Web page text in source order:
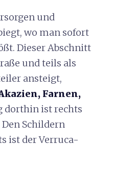
und
wo man sofort
Dieser Abschnitt
und teils als
ansteigt,
Farnen,
dorthin ist rechts
Schildern
ist der Verruca-